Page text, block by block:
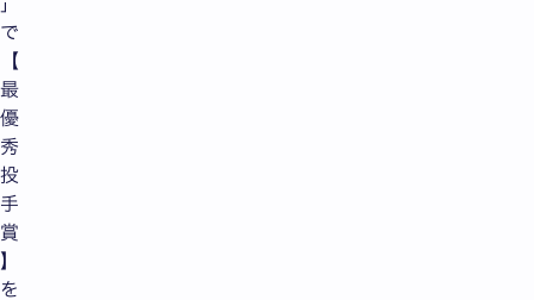
で
【
最
優
秀
投
手
賞
】
を